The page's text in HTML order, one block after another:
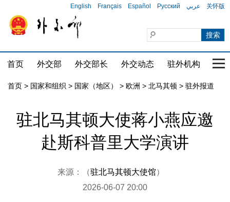
English Français Español Русский عربي 关怀版
首页 外交部 外交部长 外交动态 驻外机构 国
首页 > 国家和组织 > 国家（地区） > 欧洲 > 北马其顿 > 驻外报道
驻北马其顿大使蒋小燕应邀
赴斯科普里大学演讲
来源：（驻北马其顿大使馆）
2026-06-07 20:00